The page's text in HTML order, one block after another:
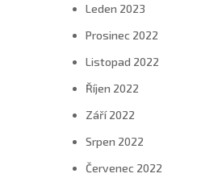
Leden 2023
Prosinec 2022
Listopad 2022
Říjen 2022
Září 2022
Srpen 2022
Červenec 2022